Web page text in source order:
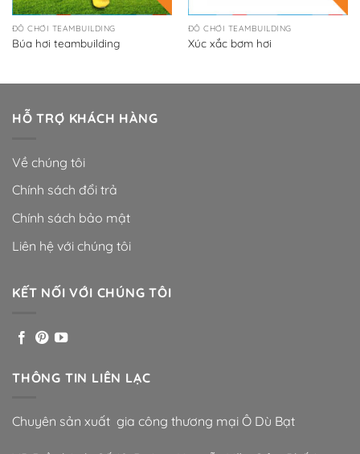
ĐỒ CHƠI TEAMBUILDING
Búa hơi teambuilding
ĐỒ CHƠI TEAMBUILDING
Xúc xắc bơm hơi
HỖ TRỢ KHÁCH HÀNG
Về chúng tôi
Chính sách đổi trả
Chính sách bảo mật
Liên hệ với chúng tôi
KẾT NỐI VỚI CHÚNG TÔI
THÔNG TIN LIÊN LẠC
Chuyên sản xuất gia công thương mại Ô Dù Bạt